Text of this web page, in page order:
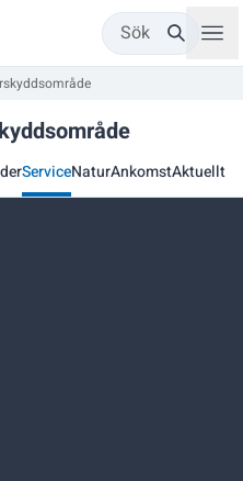
Sök
ServiceNaturAnkomstAktuellt